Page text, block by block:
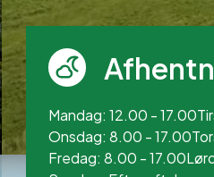
Mandag: 12.00 - 17.00
Onsdag: 8.00 - 17.00
Fredag: 8.00 - 17.00